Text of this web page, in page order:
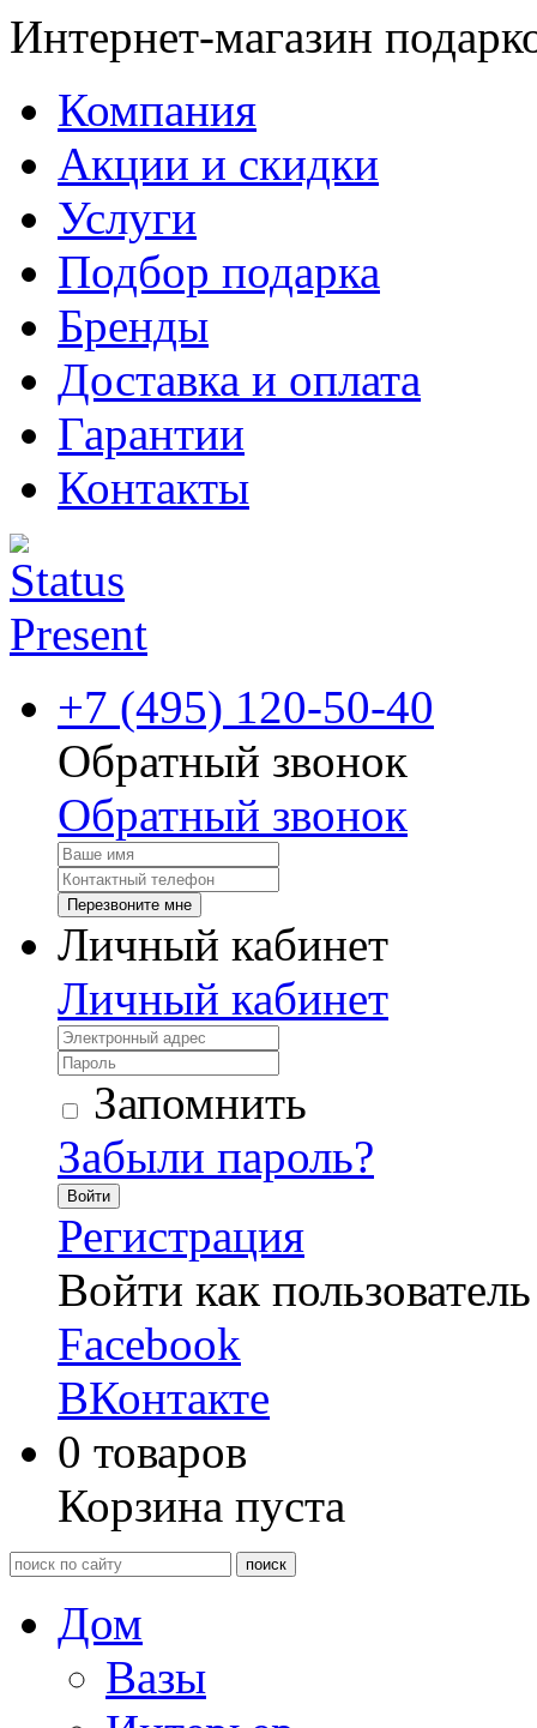
Интернет-магазин
Компания
Акции и скидки
Услуги
Подбор подарка
Бренды
Доставка и оплата
Гарантии
Контакты
+7 (495) 120-50-40
Обратный звонок
Обратный звонок
Перезвоните мне
Личный кабинет
Личный кабинет
Запомнить
Забыли пароль?
Войти
Регистрация
Войти как пользователь
Facebook
ВКонтакте
0 товаров
Корзина пуста
Дом
Вазы